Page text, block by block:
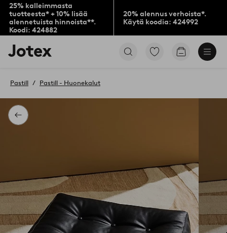
25% kalleimmasta
tuotteesta* + 10% lisää
alennetuista hinnoista**.
Koodi: 424882
20% alennus verhoista*.
Käytä koodia: 424992
Jotex-
logo
aloitussivulle
Siirry
Siirry
Takaisin
Pastill Pastill - Huonekalut